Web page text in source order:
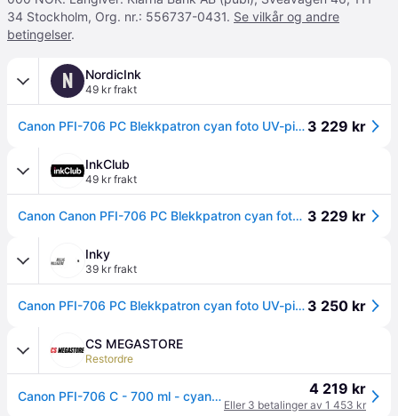
34 Stockholm, Org. nr.: 556737-0431. Se vilkår og andre
betingelser.
N NordicInk
49 kr frakt
Canon PFI-706 PC Blekkpatron cyan foto UV-pigment 3 229 kr
InkClub
49 kr frakt
Canon Canon PFI-706 PC Blekkpatron cyan foto UV-pigment PFI-706PC Tilsvarer: N/A 3 229 kr
Inky
39 kr frakt
Canon PFI-706 PC Blekkpatron cyan foto UV-pigment 3 250 kr
CS MEGASTORE
Restordre
Canon PFI-706 C - 700 ml - cyan - original - blekktank - for imagePROGRAF iPF8400, IPF8400SE, iPF8400SE MFP M40, iPF9400, iPF9400S 4 219 kr
Eller 3 betalinger av 1 453 kr